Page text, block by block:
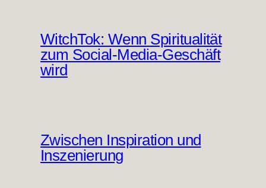
WitchTok: Wenn Spiritualität
zum Social-Media-Geschäft
wird
Zwischen Inspiration und
Inszenierung